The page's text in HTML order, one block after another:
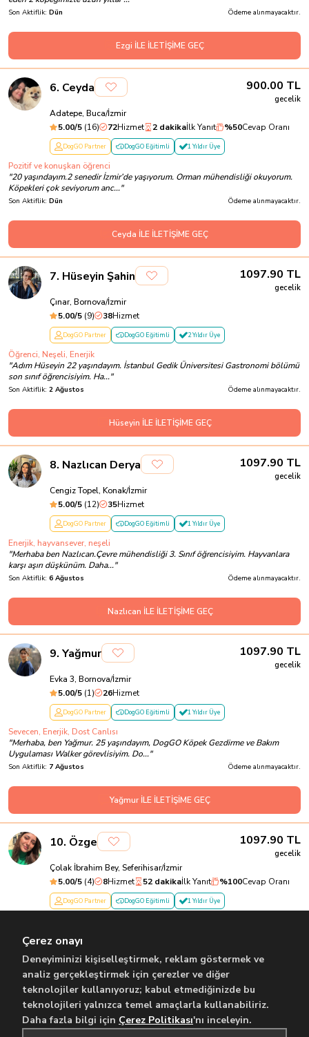
Son Aktiflik: Dün Ödeme alınmayacaktır.
Ezgi İLE İLETİŞİME GEÇ
6. Ceyda 900.00 TL
gecelik
Adatepe, Buca/İzmir
5.00/5 (16) 72Hizmet 2 dakikaİlk Yanıt %50Cevap Oranı
DogGO Partner DogGO Eğitimli 1 Yıldır Üye
Pozitif ve konuşkan öğrenci
"20 yaşındayım.2 senedir İzmir’de yaşıyorum. Orman mühendisliği okuyorum.
Köpekleri çok seviyorum anc..."
Son Aktiflik: Dün Ödeme alınmayacaktır.
Ceyda İLE İLETİŞİME GEÇ
7. Hüseyin Şahin 1097.90 TL
gecelik
Çınar, Bornova/İzmir
5.00/5 (9) 38Hizmet
DogGO Partner DogGO Eğitimli 2 Yıldır Üye
Öğrenci, Neşeli, Enerjik
"Adım Hüseyin 22 yaşındayım. İstanbul Gedik Üniversitesi Gastronomi bölümü
son sınıf öğrencisiyim. Ha..."
Son Aktiflik: 2 Ağustos Ödeme alınmayacaktır.
Hüseyin İLE İLETİŞİME GEÇ
8. Nazlıcan Derya 1097.90 TL
gecelik
Cengiz Topel, Konak/İzmir
5.00/5 (12) 35Hizmet
DogGO Partner DogGO Eğitimli 1 Yıldır Üye
Enerjik, hayvansever, neşeli
"Merhaba ben Nazlıcan.Çevre mühendisliği 3. Sınıf öğrencisiyim. Hayvanlara
karşı aşırı düşkünüm. Daha..."
Son Aktiflik: 6 Ağustos Ödeme alınmayacaktır.
Nazlıcan İLE İLETİŞİME GEÇ
9. Yağmur 1097.90 TL
gecelik
Evka 3, Bornova/İzmir
5.00/5 (1) 26Hizmet
DogGO Partner DogGO Eğitimli 1 Yıldır Üye
Sevecen, Enerjik, Dost Canlısı
"Merhaba, ben Yağmur. 25 yaşındayım, DogGO Köpek Gezdirme ve Bakım
Uygulaması Walker görevlisiyim. Do..."
Son Aktiflik: 7 Ağustos Ödeme alınmayacaktır.
Yağmur İLE İLETİŞİME GEÇ
10. Özge 1097.90 TL
gecelik
Çolak İbrahim Bey, Seferihisar/İzmir
5.00/5 (4) 8Hizmet 52 dakikaİlk Yanıt %100Cevap Oranı
DogGO Partner DogGO Eğitimli 1 Yıldır Üye
mezunuyum. 4 yaşında kedim var, a...
Son Aktiflik: 6 Ağustos Ödeme alınmayacaktır.
Özge İLE İLETİŞİME GEÇ
Çerez onayı
Deneyiminizi kişiselleştirmek, reklam göstermek ve
analiz gerçekleştirmek için çerezler ve diğer
teknolojiler kullanıyoruz; kabul etmediğinizde bu
teknolojileri yalnızca temel amaçlarla kullanabiliriz.
Daha fazla bilgi için Çerez Politikası'nı inceleyin.